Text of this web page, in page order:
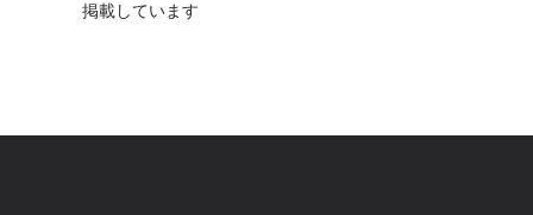
掲載しています